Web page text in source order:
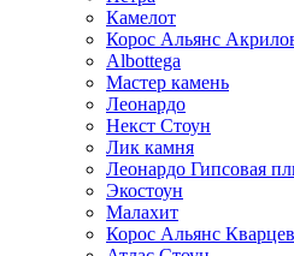
Камелот
Корос Альянс
Albottega
Мастер камень
Леонардо
Некст Стоун
Лик камня
Леонардо Гипсовая
Экостоун
Малахит
Корос Альянс